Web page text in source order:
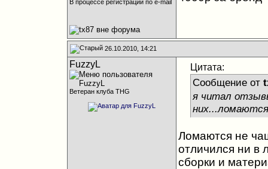
В процессе регистрации по e-mail
26.10.2010, 14:21
FuzzyL
Ветеран клуба THG
Цитата:
Сообщение от
я читал
Ломаются не
отличился ни в
сборки и